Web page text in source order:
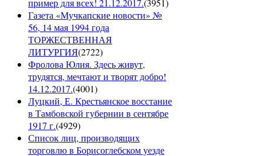
пример для всех! 21.12.2017.(3951)
Газета «Мучкапские новости» №
56, 14 мая 1994 года
ТОРЖЕСТВЕННАЯ
ЛИТУРГИЯ(2722)
Фролова Юлия. Здесь живут,
трудятся, мечтают и творят добро!
14.12.2017.(4001)
Луцкий, Е. Крестьянское восстание
в Тамбовской губернии в сентябре
1917 г.(4929)
Список лиц, производящих
торговлю в Борисоглебском уезде